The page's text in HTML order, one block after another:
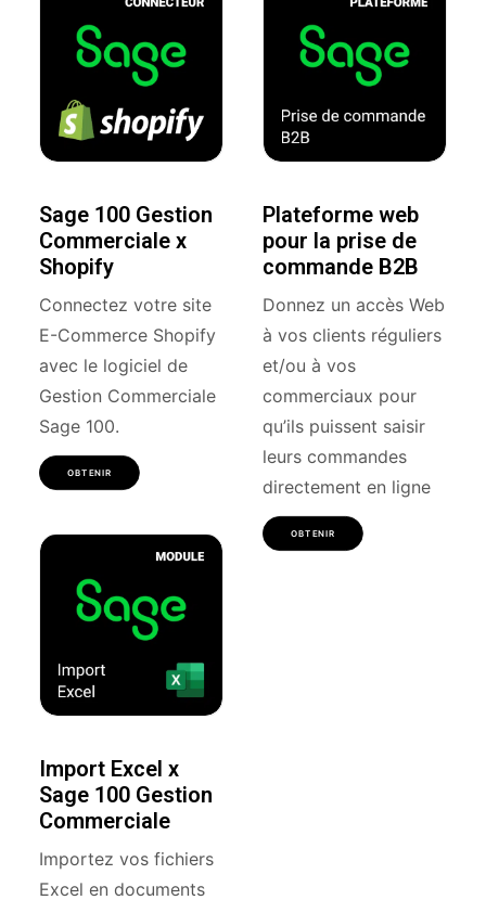
Sage 100 Gestion
Commerciale x
Shopify
Connectez votre site
E-Commerce Shopify
avec le logiciel de
Gestion Commerciale
Sage 100.
OBTENIR
Plateforme web
pour la prise de
commande B2B
Donnez un accès Web
à vos clients réguliers
et/ou à vos
commerciaux pour
qu’ils puissent saisir
leurs commandes
directement en ligne
OBTENIR
Import Excel x
Sage 100 Gestion
Commerciale
Importez vos fichiers
Excel en documents